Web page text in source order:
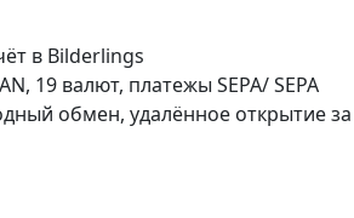
в Bilderlings
19 валют, платежы SEPA/ SEPA
обмен, удалённое открытие за